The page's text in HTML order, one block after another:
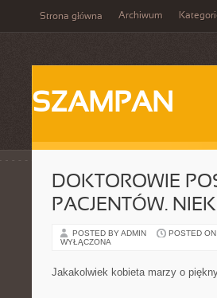
Strona główna Archiwum
SZAMPAN
DOKTOROWIE
PACJENTÓW.
POSTED BY ADMIN POSTED
WYŁĄCZONA
Jakakolwiek kobieta marzy o